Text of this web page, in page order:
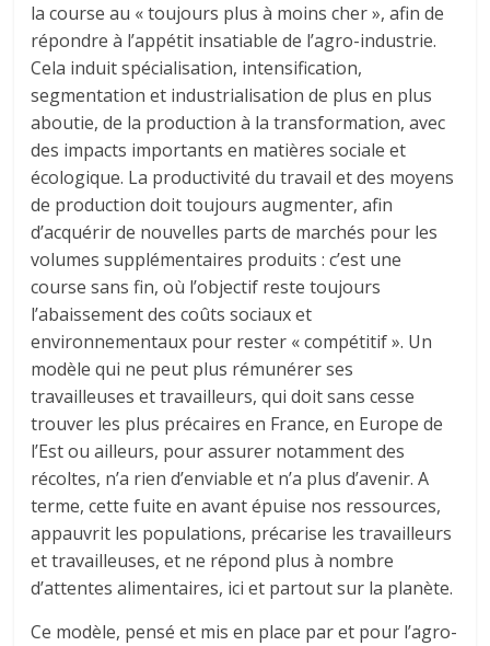
la course au « toujours plus à moins cher », afin de
répondre à l’appétit insatiable de l’agro-industrie.
Cela induit spécialisation, intensification,
segmentation et industrialisation de plus en plus
aboutie, de la production à la transformation, avec
des impacts importants en matières sociale et
écologique. La productivité du travail et des moyens
de production doit toujours augmenter, afin
d’acquérir de nouvelles parts de marchés pour les
volumes supplémentaires produits : c’est une
course sans fin, où l’objectif reste toujours
l’abaissement des coûts sociaux et
environnementaux pour rester « compétitif ». Un
modèle qui ne peut plus rémunérer ses
travailleuses et travailleurs, qui doit sans cesse
trouver les plus précaires en France, en Europe de
l’Est ou ailleurs, pour assurer notamment des
récoltes, n’a rien d’enviable et n’a plus d’avenir. A
terme, cette fuite en avant épuise nos ressources,
appauvrit les populations, précarise les travailleurs
et travailleuses, et ne répond plus à nombre
d’attentes alimentaires, ici et partout sur la planète.
Ce modèle, pensé et mis en place par et pour l’agro-